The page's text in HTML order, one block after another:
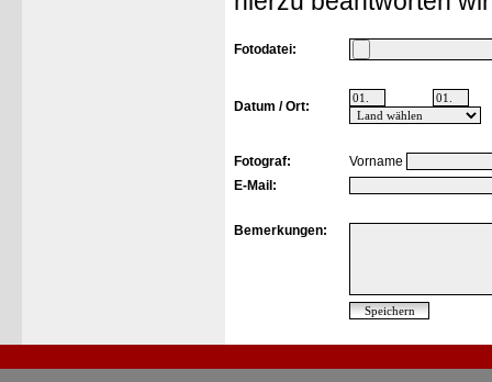
Fotodatei:
Datum / Ort:
Fotograf:
Vorname
E-Mail:
Bemerkungen: